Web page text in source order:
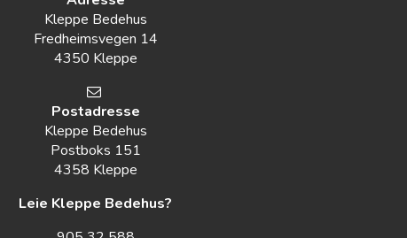
Kleppe Bedehus
Fredheimsvegen 14
4350 Kleppe
Postadresse
Kleppe Bedehus
Postboks 151
4358 Kleppe
Leie Kleppe Bedehus?